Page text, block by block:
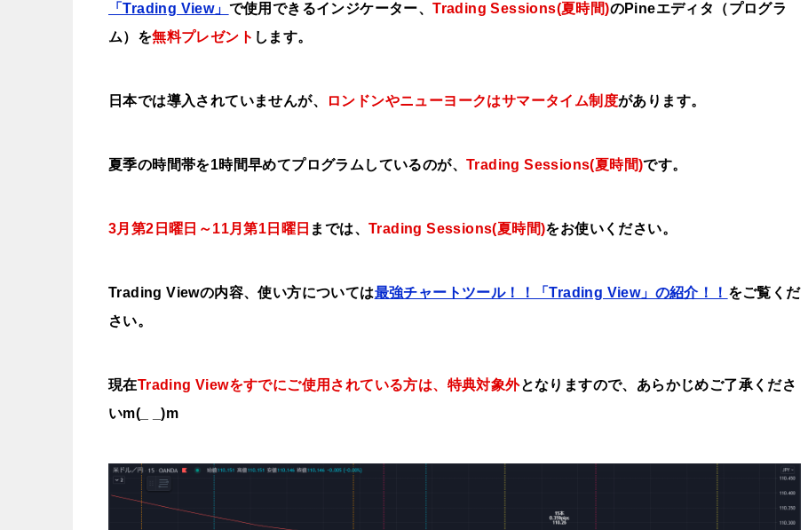
「Trading View」 で使用できるインジケーター、Trading Sessions(夏時間)のPineエディタ（プログラ
ム）を無料プレゼント します。
日本では導入されていませんが、 ロンドンやニューヨークはサマータイム制度があります。
夏季の時間帯を1時間早めてプログラムしているのが、 Trading Sessions(夏時間)です。
3月第2日曜日～11月第1日曜日 までは、Trading Sessions(夏時間)をお使いください。
Trading Viewの内容、使い方については最強チャートツール！！「Trading View」の紹介！！ をご覧くだ
さい。
現在Trading Viewをすでにご使用されている方は、特典対象外となりますので、あらかじめご了承くださ
いm(_ _)m